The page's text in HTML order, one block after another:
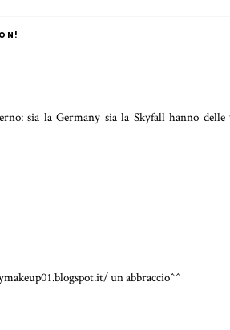
sia la Germany sia la Skyfall hanno delle
un abbraccio^^